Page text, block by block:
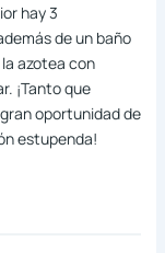
hay 3
de un baño
azotea con
¡Tanto que
oportunidad de
estupenda!